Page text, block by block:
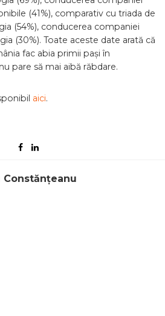
(41%), comparativ cu triada de
(54%), conducerea companiei
(30%). Toate aceste date arată că
fac abia primii pași în
pare să mai aibă răbdare.
aici.
Constănțeanu